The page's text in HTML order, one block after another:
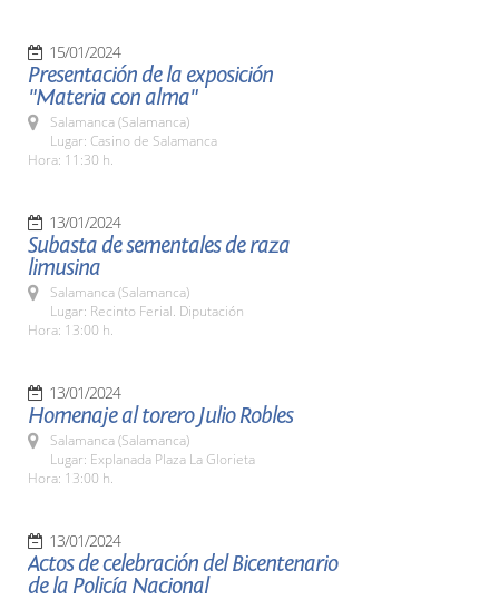
15/01/2024
Presentación de la exposición
"Materia con alma"
Salamanca (Salamanca)
Lugar: Casino de Salamanca
Hora: 11:30 h.
13/01/2024
Subasta de sementales de raza
limusina
Salamanca (Salamanca)
Lugar: Recinto Ferial. Diputación
Hora: 13:00 h.
13/01/2024
Homenaje al torero Julio Robles
Salamanca (Salamanca)
Lugar: Explanada Plaza La Glorieta
Hora: 13:00 h.
13/01/2024
Actos de celebración del Bicentenario
de la Policía Nacional